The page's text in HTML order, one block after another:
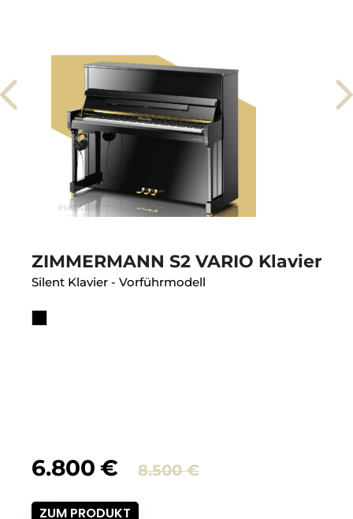
ZIMMERMANN S2 VARIO Klavier
Silent Klavier - Vorführmodell
8.500 €
6.800 €
Aktueller
ZUM PRODUKT